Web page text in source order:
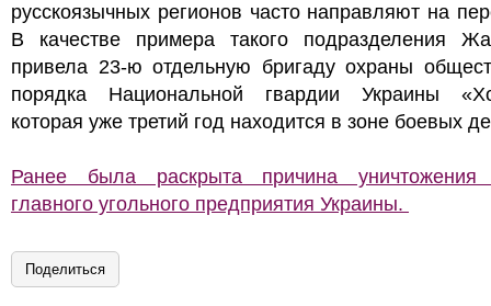
русскоязычных регионов часто направляют на
В качестве примера такого подразделения
привела 23-ю отдельную бригаду охраны
порядка Национальной гвардии Украины
которая уже третий год находится в зоне боевых
Ранее была раскрыта причина уничтожения
главного угольного предприятия Украины.
Поделиться